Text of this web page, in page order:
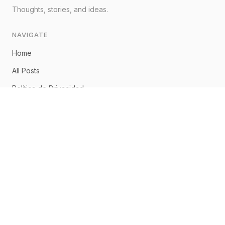
Thoughts, stories, and ideas.
NAVIGATE
Home
All Posts
Política de Privacidad